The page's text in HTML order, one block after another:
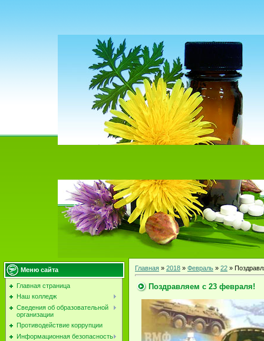
Меню сайта
Главная страница
Наш колледж
Сведения об образовательной
организации
Противодействие коррупции
Информационная безопасность
Главная » 2018 » Февраль » 22 »
Поздравляем с 23 февраля!